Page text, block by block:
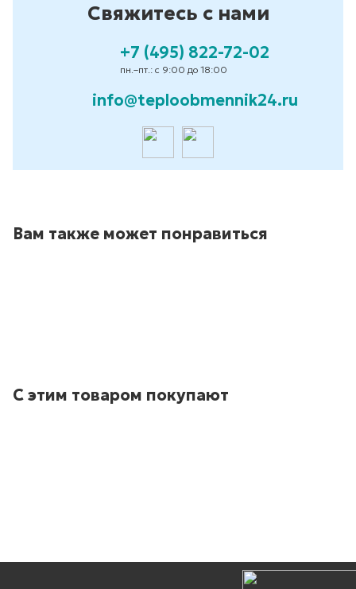
Свяжитесь с нами
+7 (495) 822-72-02
пн.–пт.: с 9:00 до 18:00
info@teploobmennik24.ru
Вам также может понравиться
С этим товаром покупают